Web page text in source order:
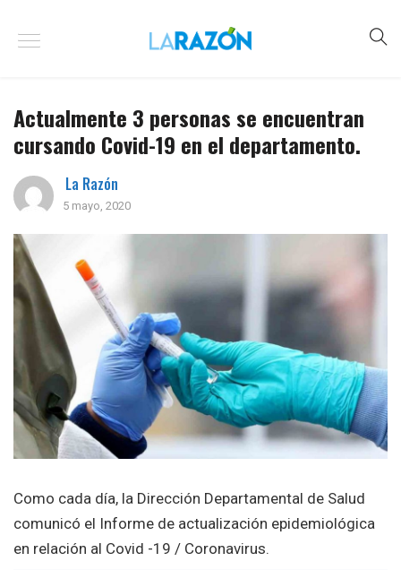
Actualmente 3 personas se encuentran
cursando Covid-19 en el departamento.
La Razón
5 mayo, 2020
Como cada día, la Dirección Departamental de Salud
comunicó el Informe de actualización epidemiológica
en relación al Covid -19 / Coronavirus.